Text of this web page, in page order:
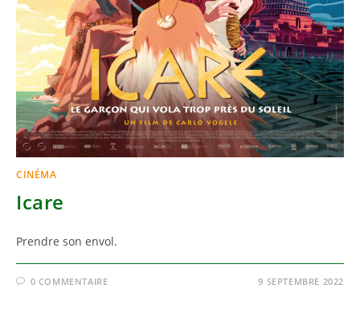
CINÉMA
Icare
Prendre son envol.
0 COMMENTAIRE 9 SEPTEMBRE 2022